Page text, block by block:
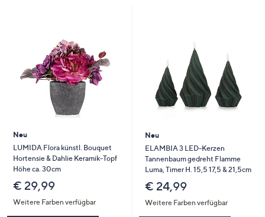
Geräten
nach
um
diese
anzuzeigen.
Neu
LUMIDA Flora künstl. Bouquet
Hortensie & Dahlie Keramik-Topf
Höhe ca. 30cm
€ 29,99
Weitere Farben verfügbar
Neu
ELAMBIA 3 LED-Kerzen
Tannenbaum gedreht Flamme
Luma, Timer H. 15,5 17,5 & 21,5cm
€ 24,99
Weitere Farben verfügbar